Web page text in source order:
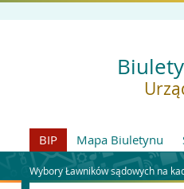
BIP Mapa Biuletynu
Wybory Ławników sądowych na